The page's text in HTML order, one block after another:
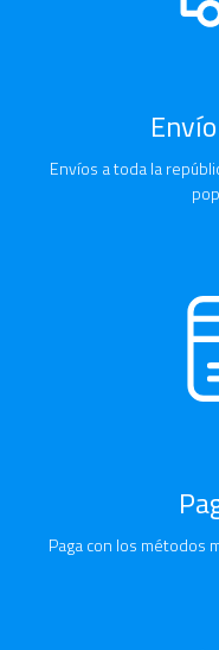
Envíos a toda la
Paga con los métodos